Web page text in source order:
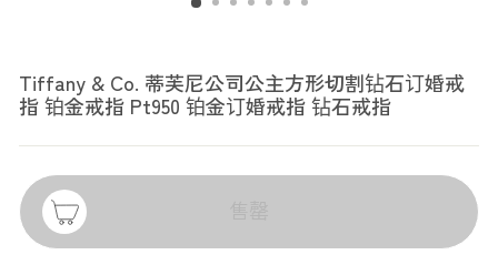
Tiffany & Co. 蒂芙尼公司公主方形切割钻石订婚戒
指 铂金戒指 Pt950 铂金订婚戒指 钻石戒指